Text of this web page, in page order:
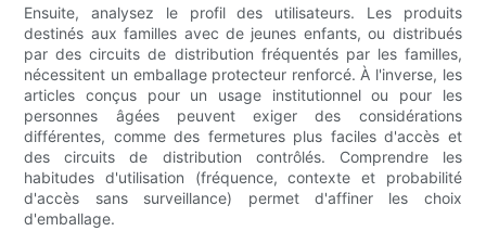
Ensuite, analysez le profil des utilisateurs. Les produits
destinés aux familles avec de jeunes enfants, ou distribués
par des circuits de distribution fréquentés par les familles,
nécessitent un emballage protecteur renforcé. À l'inverse, les
articles conçus pour un usage institutionnel ou pour les
personnes âgées peuvent exiger des considérations
différentes, comme des fermetures plus faciles d'accès et
des circuits de distribution contrôlés. Comprendre les
habitudes d'utilisation (fréquence, contexte et probabilité
d'accès sans surveillance) permet d'affiner les choix
d'emballage.